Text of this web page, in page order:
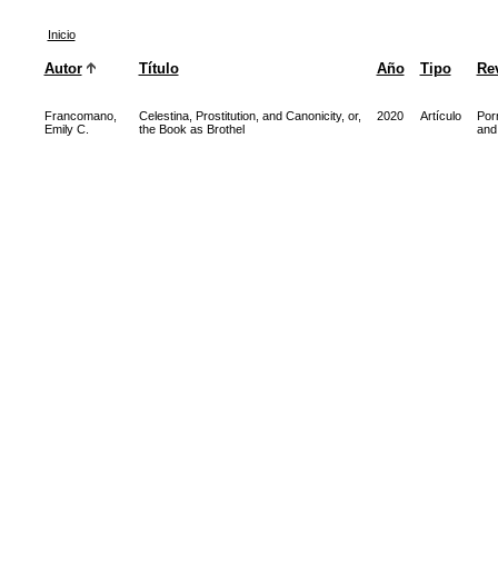
Inicio
Autor Título Año Tipo
Francomano,
Emily C.
Celestina, Prostitution, and Canonicity, or,
the Book as Brothel
2020 Artículo